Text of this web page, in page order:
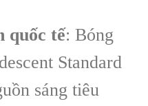
quốc tế: Bóng
Standard
sáng tiêu